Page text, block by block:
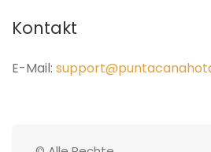
Kontakt
E-Mail: